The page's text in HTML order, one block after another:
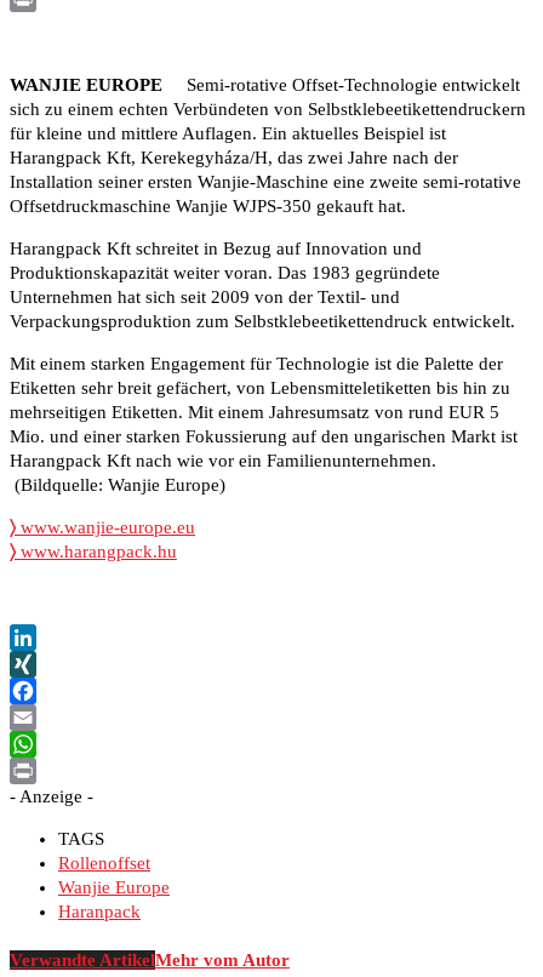
WANJIE EUROPE Semi-rotative Offset-Technologie entwickelt
sich zu einem echten Verbündeten von Selbstklebeetikettendruckern
für kleine und mittlere Auflagen. Ein aktuelles Beispiel ist
Harangpack Kft, Kerekegyháza/H, das zwei Jahre nach der
Installation seiner ersten Wanjie-Maschine eine zweite semi-rotative
Offsetdruckmaschine Wanjie WJPS-350 gekauft hat.
Harangpack Kft schreitet in Bezug auf Innovation und
Produktionskapazität weiter voran. Das 1983 gegründete
Unternehmen hat sich seit 2009 von der Textil- und
Verpackungsproduktion zum Selbstklebeetikettendruck entwickelt.
Mit einem starken Engagement für Technologie ist die Palette der
Etiketten sehr breit gefächert, von Lebensmitteletiketten bis hin zu
mehrseitigen Etiketten. Mit einem Jahresumsatz von rund EUR 5
Mio. und einer starken Fokussierung auf den ungarischen Markt ist
Harangpack Kft nach wie vor ein Familienunternehmen.
(Bildquelle: Wanjie Europe)
〉 www.wanjie-europe.eu
〉 www.harangpack.hu
LinkedIn
XING
Facebook
Email
WhatsApp
Print
- Anzeige -
TAGS
Rollenoffset
Wanjie Europe
Haranpack
Verwandte ArtikelMehr vom Autor